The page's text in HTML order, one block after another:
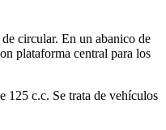
circular. En un abanico de
plataforma central para los
125 c.c. Se trata de vehículos